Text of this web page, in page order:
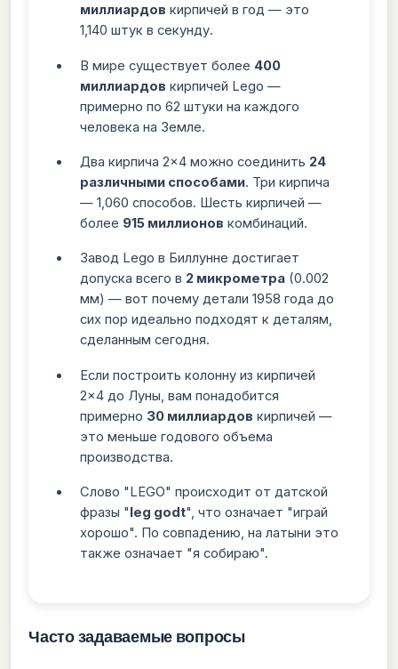
миллиардов кирпичей в год — это
1,140 штук в секунду.
В мире существует более 400
миллиардов кирпичей Lego —
примерно по 62 штуки на каждого
человека на Земле.
Два кирпича 2×4 можно соединить 24
различными способами. Три кирпича
— 1,060 способов. Шесть кирпичей —
более 915 миллионов комбинаций.
Завод Lego в Биллунне достигает
допуска всего в 2 микрометра (0.002
мм) — вот почему детали 1958 года до
сих пор идеально подходят к деталям,
сделанным сегодня.
Если построить колонну из кирпичей
2×4 до Луны, вам понадобится
примерно 30 миллиардов кирпичей —
это меньше годового объема
производства.
Слово "LEGO" происходит от датской
фразы "leg godt", что означает "играй
хорошо". По совпадению, на латыни это
также означает "я собираю".
Часто задаваемые вопросы